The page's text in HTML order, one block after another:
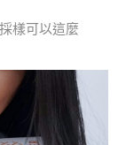
樣可以這麼